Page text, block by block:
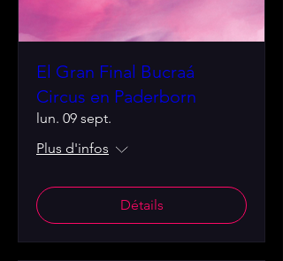
El Gran Final Bucraá
Circus en Paderborn
lun. 09 sept.
Plus d'infos
Détails